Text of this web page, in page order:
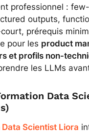
professionnel :
outputs,
prérequis
pour les product
et profils non-
les LLMs
Data
Scientist Liora